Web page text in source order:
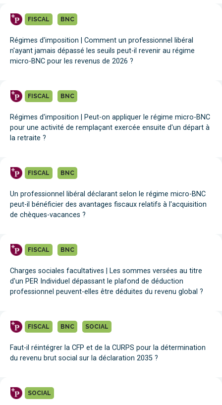
FISCAL BNC
Régimes d'imposition | Comment un professionnel libéral
n'ayant jamais dépassé les seuils peut-il revenir au régime
micro-BNC pour les revenus de 2026 ?
FISCAL BNC
Régimes d'imposition | Peut-on appliquer le régime micro-BNC
pour une activité de remplaçant exercée ensuite d'un départ à
la retraite ?
FISCAL BNC
Un professionnel libéral déclarant selon le régime micro-BNC
peut-il bénéficier des avantages fiscaux relatifs à l'acquisition
de chèques-vacances ?
FISCAL BNC
Charges sociales facultatives | Les sommes versées au titre
d'un PER Individuel dépassant le plafond de déduction
professionnel peuvent-elles être déduites du revenu global ?
FISCAL BNC SOCIAL
Faut-il réintégrer la CFP et de la CURPS pour la détermination
du revenu brut social sur la déclaration 2035 ?
SOCIAL